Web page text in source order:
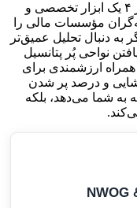
برای متاتریدر ۴ یک ابزار تخصصی و
مؤسسات مالی را
به دنبال تحلیل عمیق‌تر
نواحی پُر پتانسیل
همراه ارزشمندی برای
و درصد پر شدن
به شما می‌دهد، بلکه